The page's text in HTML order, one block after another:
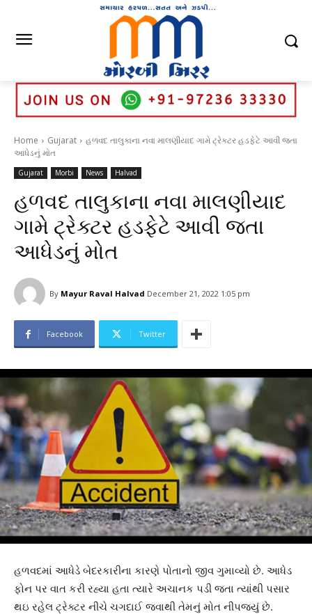
Home Gujarat
હળવદ તાલુકાના નવા માલણીયાદ ગામે ટ્રેક્ટર હડફેટે આવી જતા
આધેડનું મોત
Gujarat Morbi News Halvad
હળવદ તાલુકાના નવા માલણીયાદ
ગામે ટ્રેક્ટર હડફેટે આવી જતા
આધેડનું મોત
By Mayur Raval Halvad December 21, 2022 1:05 pm
Facebook Twitter
હળવદમાં આધેડે બેદરકારીના કારણે પોતાનો જીવ ગુમાવ્યો છે. આધેડ
ફોન પર વાત કરી રહ્યા હતા ત્યારે અચાનક પડી જતા ત્યાંથી પસાર
થઇ રહેલ ટ્રેક્ટર નીચે ચગદાઈ જવાથી તેમનું મોત નીપજ્યું છે.